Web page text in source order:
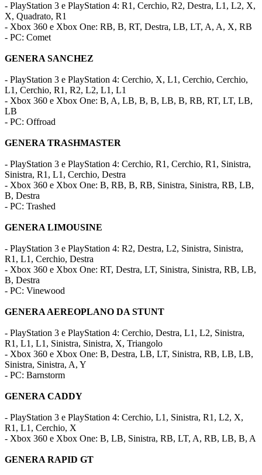
- PlayStation 3 e PlayStation 4: R1, Cerchio, R2, Destra, L1, L2, X,
X, Quadrato, R1
- Xbox 360 e Xbox One: RB, B, RT, Destra, LB, LT, A, A, X, RB
- PC: Comet
GENERA SANCHEZ
- PlayStation 3 e PlayStation 4: Cerchio, X, L1, Cerchio, Cerchio,
L1, Cerchio, R1, R2, L2, L1, L1
- Xbox 360 e Xbox One: B, A, LB, B, B, LB, B, RB, RT, LT, LB,
LB
- PC: Offroad
GENERA TRASHMASTER
- PlayStation 3 e PlayStation 4: Cerchio, R1, Cerchio, R1, Sinistra,
Sinistra, R1, L1, Cerchio, Destra
- Xbox 360 e Xbox One: B, RB, B, RB, Sinistra, Sinistra, RB, LB,
B, Destra
- PC: Trashed
GENERA LIMOUSINE
- PlayStation 3 e PlayStation 4: R2, Destra, L2, Sinistra, Sinistra,
R1, L1, Cerchio, Destra
- Xbox 360 e Xbox One: RT, Destra, LT, Sinistra, Sinistra, RB, LB,
B, Destra
- PC: Vinewood
GENERA AEREOPLANO DA STUNT
- PlayStation 3 e PlayStation 4: Cerchio, Destra, L1, L2, Sinistra,
R1, L1, L1, Sinistra, Sinistra, X, Triangolo
- Xbox 360 e Xbox One: B, Destra, LB, LT, Sinistra, RB, LB, LB,
Sinistra, Sinistra, A, Y
- PC: Barnstorm
GENERA CADDY
- PlayStation 3 e PlayStation 4: Cerchio, L1, Sinistra, R1, L2, X,
R1, L1, Cerchio, X
- Xbox 360 e Xbox One: B, LB, Sinistra, RB, LT, A, RB, LB, B, A
GENERA RAPID GT